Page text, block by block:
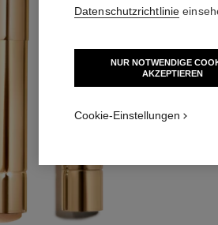
- Standardansicht
- Alternative Ansicht 1
- Ansicht der grundlegenden Textur
Datenschutzrichtlinie
NUR NOTWENDIGE
AKZEPTIEREN
Cookie-Einstellungen